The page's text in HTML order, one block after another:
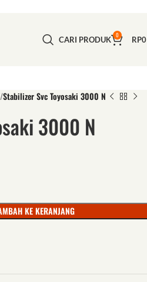
CARI PRODUK 0 RP0
Stabilizer Svc Toyosaki 3000 N
3000 N
KE KERANJANG